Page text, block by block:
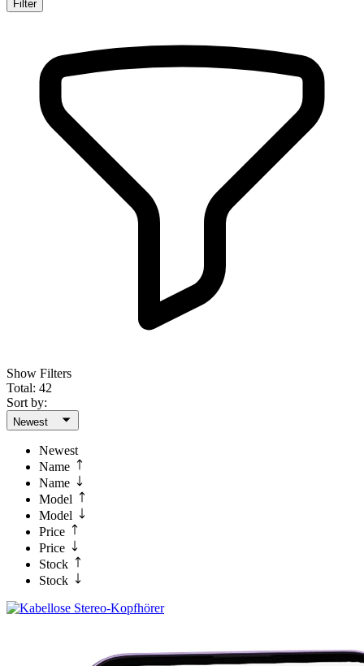
Filter
Show Filters
Total: 42
Sort by:
Newest
Newest
Name
Name
Model
Model
Price
Price
Stock
Stock